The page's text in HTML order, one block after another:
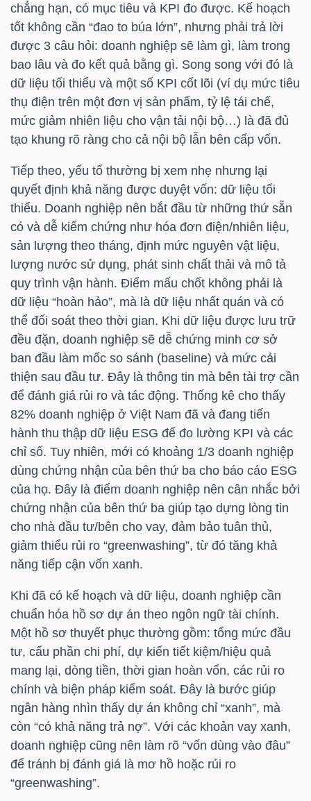
chẳng hạn, có mục tiêu và KPI đo được. Kế hoạch
tốt không cần “đao to búa lớn”, nhưng phải trả lời
được 3 câu hỏi: doanh nghiệp sẽ làm gì, làm trong
bao lâu và đo kết quả bằng gì. Song song với đó là
dữ liệu tối thiểu và một số KPI cốt lõi (ví dụ mức tiêu
thụ điện trên một đơn vị sản phẩm, tỷ lệ tái chế,
mức giảm nhiên liệu cho vận tải nội bộ…) là đã đủ
tạo khung rõ ràng cho cả nội bộ lẫn bên cấp vốn.
Tiếp theo, yếu tố thường bị xem nhẹ nhưng lại
quyết định khả năng được duyệt vốn: dữ liệu tối
thiểu. Doanh nghiệp nên bắt đầu từ những thứ sẵn
có và dễ kiểm chứng như hóa đơn điện/nhiên liệu,
sản lượng theo tháng, định mức nguyên vật liệu,
lượng nước sử dụng, phát sinh chất thải và mô tả
quy trình vận hành. Điểm mấu chốt không phải là
dữ liệu “hoàn hảo”, mà là dữ liệu nhất quán và có
thể đối soát theo thời gian. Khi dữ liệu được lưu trữ
đều đặn, doanh nghiệp sẽ dễ chứng minh cơ sở
ban đầu làm mốc so sánh (baseline) và mức cải
thiện sau đầu tư. Đây là thông tin mà bên tài trợ cần
để đánh giá rủi ro và tác động. Thống kê cho thấy
82% doanh nghiệp ở Việt Nam đã và đang tiến
hành thu thập dữ liệu ESG để đo lường KPI và các
chỉ số. Tuy nhiên, mới có khoảng 1/3 doanh nghiệp
dùng chứng nhận của bên thứ ba cho báo cáo ESG
của họ. Đây là điểm doanh nghiệp nên cân nhắc bởi
chứng nhận của bên thứ ba giúp tạo dựng lòng tin
cho nhà đầu tư/bên cho vay, đảm bảo tuân thủ,
giảm thiểu rủi ro “greenwashing”, từ đó tăng khả
năng tiếp cận vốn xanh.
Khi đã có kế hoạch và dữ liệu, doanh nghiệp cần
chuẩn hóa hồ sơ dự án theo ngôn ngữ tài chính.
Một hồ sơ thuyết phục thường gồm: tổng mức đầu
tư, cấu phần chi phí, dự kiến tiết kiệm/hiệu quả
mang lại, dòng tiền, thời gian hoàn vốn, các rủi ro
chính và biện pháp kiểm soát. Đây là bước giúp
ngân hàng nhìn thấy dự án không chỉ “xanh”, mà
còn “có khả năng trả nợ”. Với các khoản vay xanh,
doanh nghiệp cũng nên làm rõ “vốn dùng vào đâu”
để tránh bị đánh giá là mơ hồ hoặc rủi ro
“greenwashing”.
DỊCH
VỤ
TRUYỀN
ÍCH
BẤT
ĐỘNG
SẢN
Mã
chứng
khoán
(-)
Tất cả Cổ phiếu Chỉ số Chứng chỉ quỹ Chứng
Lãnh
đạo
(-)
Người nội bộ Người liên quan Cổ đông lớn
tức
(-)
viết
của
tác
(-)